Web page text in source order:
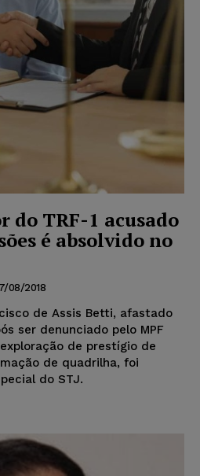
do TRF-1 acusado
é absolvido no
08/2018
de Assis Betti, afastado
ser denunciado pelo MPF
de prestígio de
de quadrilha, foi
do STJ.